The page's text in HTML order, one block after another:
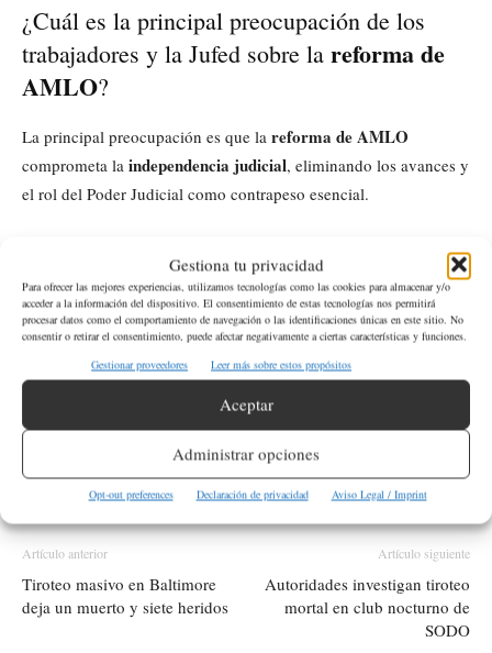
Gestiona tu privacidad
Para ofrecer las mejores experiencias, utilizamos tecnologías como las cookies para almacenar y/o
acceder a la información del dispositivo. El consentimiento de estas tecnologías nos permitirá
procesar datos como el comportamiento de navegación o las identificaciones únicas en este sitio. No
consentir o retirar el consentimiento, puede afectar negativamente a ciertas características y funciones.
Gestionar proveedores
Leer más sobre estos propósitos
Aceptar
Administrar opciones
Opt-out preferences Declaración de privacidad Aviso Legal / Imprint
¿Cuál es la principal preocupación de los
trabajadores y la Jufed sobre la reforma de
AMLO?
La principal preocupación es que la reforma de AMLO
comprometa la independencia judicial, eliminando los avances y
el rol del Poder Judicial como contrapeso esencial.
¿Qué cambios importantes incluye el
dictamen de lareforma del Poder Judicial?
El dictamen incluye modificaciones al proceso de nombramiento
y selección de ministros, magistrados y jueces, así como a la
administración y disciplina dentro del Poder Judicial, generando
fuerte oposición de los trabajadores.
ETIQUETAS México
Artículo anterior
Tiroteo masivo en Baltimore
deja un muerto y siete heridos
Artículo siguiente
Autoridades investigan tiroteo
mortal en club nocturno de
SODO